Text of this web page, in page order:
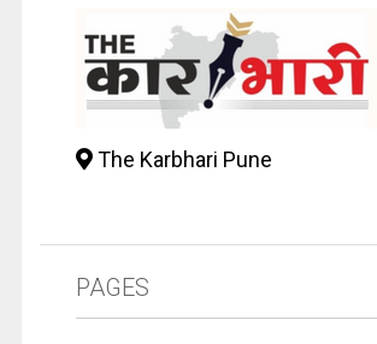
The Karbhari Pune
PAGES